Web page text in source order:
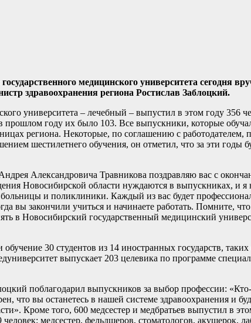
медицинского университета сегодня
здравоохранения региона Ростислав Заблоцкий.
университета – лечебный – выпустил в этом году 356
году их было 103. Все выпускники, которые
региона. Некоторые, по соглашению с работодателем,
шестилетнего обучения, он отметил, что за эти годы
Александровича Травникова поздравляю вас с
Новосибирской области нуждаются в выпускниках, и я
и поликлиники. Каждый из вас будет
вы закончили учиться и начинаете работать. Помните,
в Новосибирский государственный медицинский
30 студентов из 14 иностранных государств,
выпускает 203 целевика по программе
поблагодарил выпускников за выбор профессии: «Кто-
что вы останетесь в нашей системе здравоохранения и
Кроме того, 600 медсестер и медбратьев выпустил в
медсестер, фельдшеров, стоматологов, акушерок,